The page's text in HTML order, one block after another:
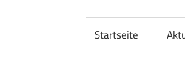
Startseite